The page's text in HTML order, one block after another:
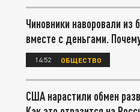
Чиновники наворовали
вместе с деньгами.
14:52 ОБЩЕСТВО
США нарастили обмен